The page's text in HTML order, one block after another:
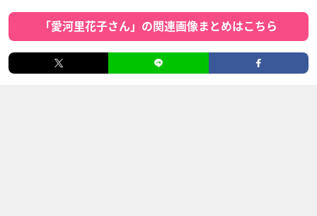
「愛河里花子さん」の関連画像まとめはこちら